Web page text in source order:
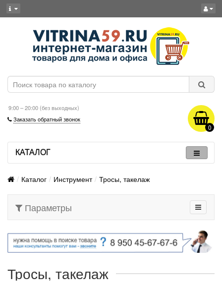
9:00 – 20:00 (без выходных)
Заказать обратный звонок
0
КАТАЛОГ
Каталог Инструмент Тросы, такелаж
Параметры
Тросы, такелаж